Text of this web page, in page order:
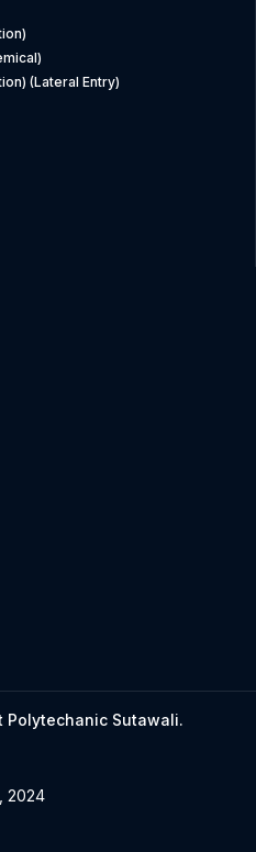
(Lateral Entry)
Sutawali.
2024